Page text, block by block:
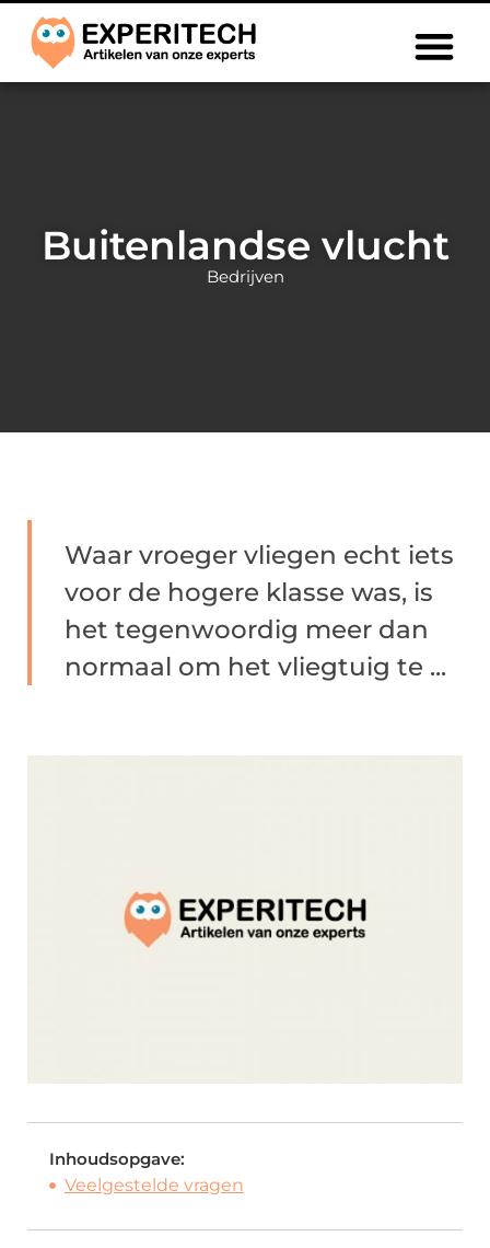
Buitenlandse vlucht
Bedrijven
Waar vroeger vliegen echt iets
voor de hogere klasse was, is
het tegenwoordig meer dan
normaal om het vliegtuig te ...
Inhoudsopgave:
Veelgestelde vragen